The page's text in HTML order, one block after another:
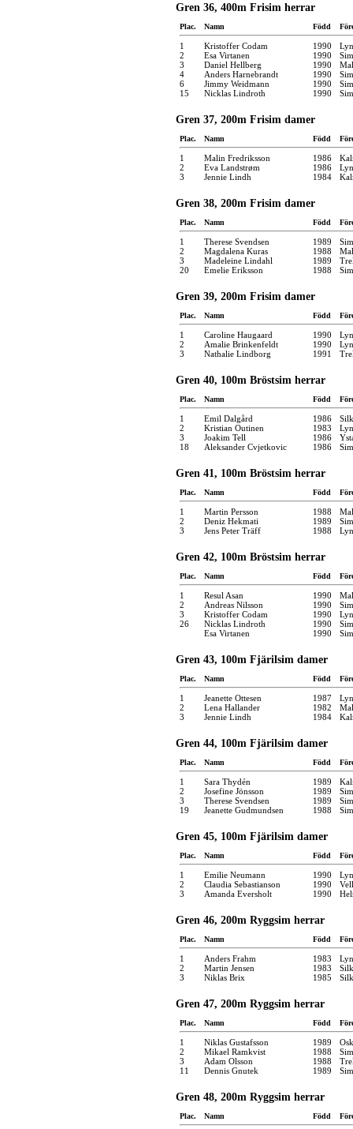
Gren 36, 400m Frisim herrar
Plac. Namn Född
1 Kristoffer Codam 1990
2
Esa Virtanen 1990
3
Daniel Hellberg 1990
4
Anders Harnebrandt 1990
6
Jimmy Weidmann 1990
15
Nicklas Lindroth 1990
Gren 37, 200m Frisim damer
Plac. Namn Född
1 Malin Fredriksson 1986
2
Eva Landstrøm 1986
3
Jennie Lindh 1984
Gren 38, 200m Frisim damer
Plac. Namn Född
1 Therese Svendsen 1989
2
Magdalena Kuras 1988
3
Madeleine Lindahl 1989
20
Emelie Eriksson 1988
Gren 39, 200m Frisim damer
Plac. Namn Född
1 Caroline Haugaard 1990
2
Amalie Brinkenfeldt 1990
3
Nathalie Lindborg 1991
Gren 40, 100m Bröstsim herrar
Plac. Namn Född
1 Emil Dalgård 1986
2
Kristian Outinen 1983
3
Joakim Tell 1986
18
Aleksander Cvjetkovic 1986
Gren 41, 100m Bröstsim herrar
Plac. Namn Född
1 Martin Persson 1988
2
Deniz Hekmati 1989
3
Jens Peter Träff 1988
Gren 42, 100m Bröstsim herrar
Plac. Namn Född
1 Resul Asan 1990
2
Andreas Nilsson 1990
3
Kristoffer Codam 1990
26
Nicklas Lindroth 1990
Esa Virtanen
1990
Gren 43, 100m Fjärilsim damer
Plac. Namn Född
1 Jeanette Ottesen 1987
2
Lena Hallander 1982
3
Jennie Lindh 1984
Gren 44, 100m Fjärilsim damer
Plac. Namn Född
1 Sara Thydén 1989
2
Josefine Jönsson 1989
3
Therese Svendsen 1989
19
Jeanette Gudmundsen 1988
Gren 45, 100m Fjärilsim damer
Plac. Namn Född
1 Emilie Neumann 1990
2
Claudia Sebastianson 1990
3
Amanda Eversholt 1990
Gren 46, 200m Ryggsim herrar
Plac. Namn Född
1 Anders Frahm 1983
2
Martin Jensen 1983
3
Niklas Brix 1985
Gren 47, 200m Ryggsim herrar
Plac. Namn Född
1 Niklas Gustafsson 1989
2
Mikael Ramkvist 1988
3
Adam Olsson 1988
11
Dennis Gnutek 1989
Gren 48, 200m Ryggsim herrar
Plac. Namn Född